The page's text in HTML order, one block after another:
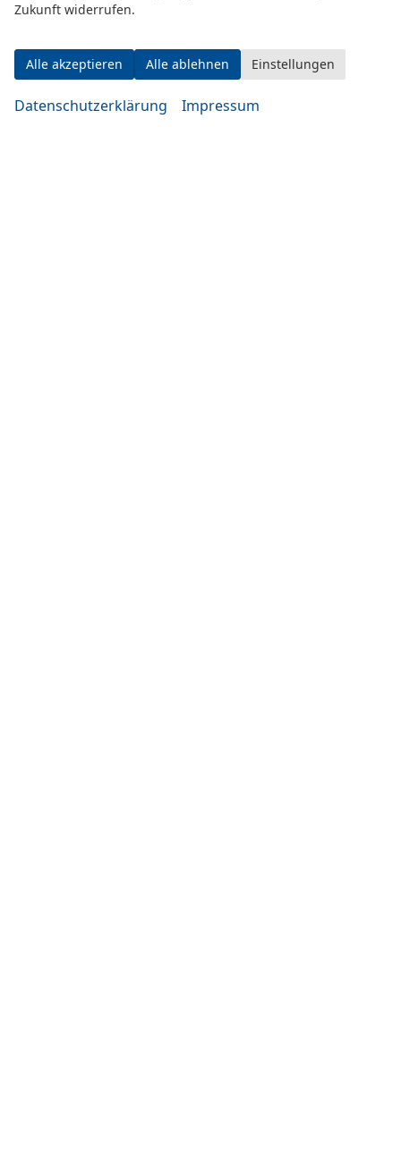
Zukunft widerrufen.
Alle akzeptieren Alle ablehnen Einstellungen
Datenschutzerklärung Impressum